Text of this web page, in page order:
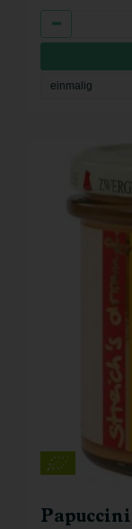
Papuccini